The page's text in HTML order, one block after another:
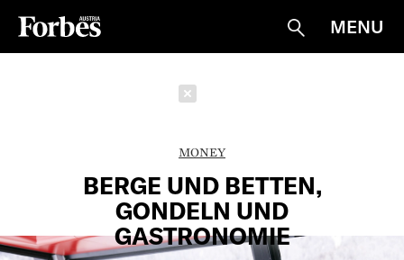
Suche
MENU
MONEY
BERGE UND BETTEN,
GONDELN UND
GASTRONOMIE